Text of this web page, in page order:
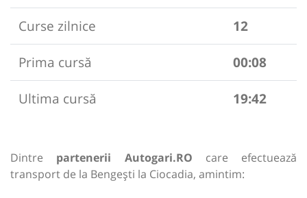
Curse zilnice
12
Prima cursă
00:08
Ultima cursă
19:42
Dintre partenerii Autogari.RO care efectuează
transport de la Bengești la Ciocadia, amintim: